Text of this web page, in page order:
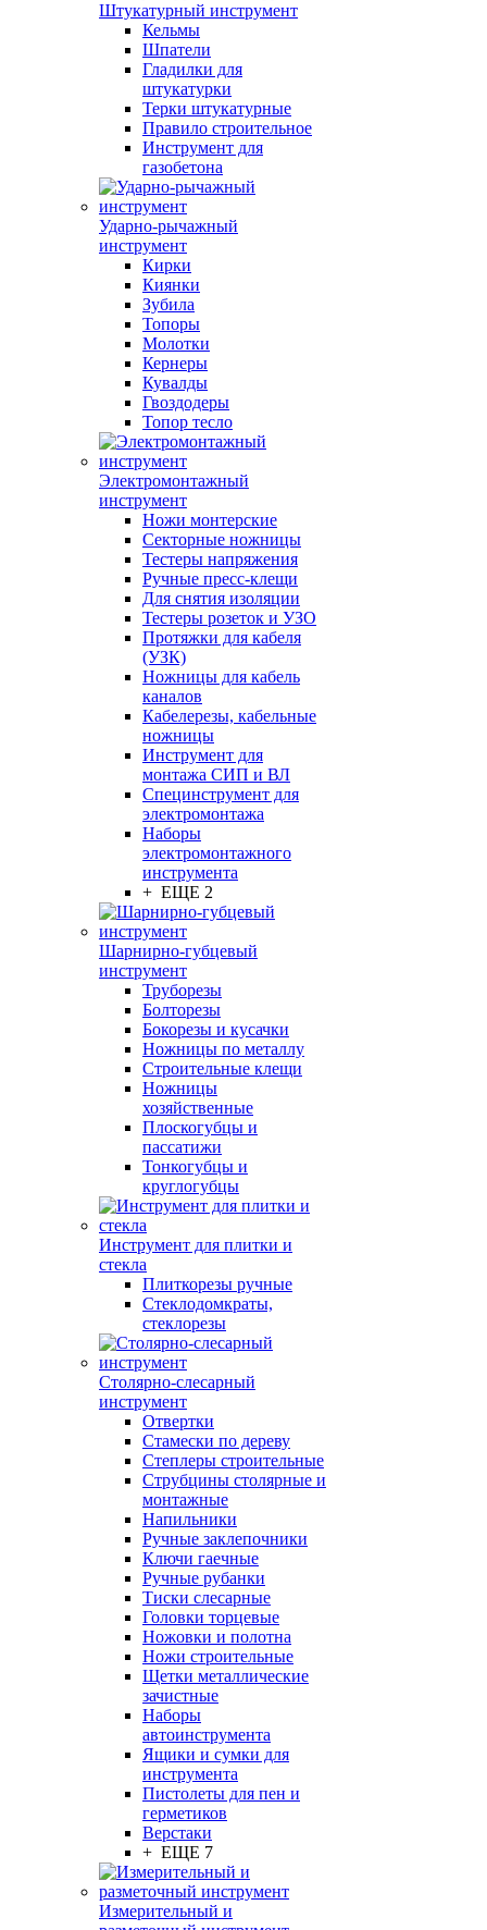
Штукатурный инструмент
Кельмы
Шпатели
Гладилки для
штукатурки
Терки штукатурные
Правило строительное
Инструмент для
газобетона
Ударно-рычажный
инструмент
Кирки
Киянки
Зубила
Топоры
Молотки
Кернеры
Кувалды
Гвоздодеры
Топор тесло
Электромонтажный
инструмент
Ножи монтерские
Секторные ножницы
Тестеры напряжения
Ручные пресс-клещи
Для снятия изоляции
Тестеры розеток и УЗО
Протяжки для кабеля
(УЗК)
Ножницы для кабель
каналов
Кабелерезы, кабельные
ножницы
Инструмент для
монтажа СИП и ВЛ
Специнструмент для
электромонтажа
Наборы
электромонтажного
инструмента
+ ЕЩЕ 2
Шарнирно-губцевый
инструмент
Труборезы
Болторезы
Бокорезы и кусачки
Ножницы по металлу
Строительные клещи
Ножницы
хозяйственные
Плоскогубцы и
пассатижи
Тонкогубцы и
круглогубцы
Инструмент для плитки и
стекла
Плиткорезы ручные
Стеклодомкраты,
стеклорезы
Столярно-слесарный
инструмент
Отвертки
Стамески по дереву
Степлеры строительные
Струбцины столярные и
монтажные
Напильники
Ручные заклепочники
Ключи гаечные
Ручные рубанки
Тиски слесарные
Головки торцевые
Ножовки и полотна
Ножи строительные
Щетки металлические
зачистные
Наборы
автоинструмента
Ящики и сумки для
инструмента
Пистолеты для пен и
герметиков
Верстаки
+ ЕЩЕ 7
Измерительный и